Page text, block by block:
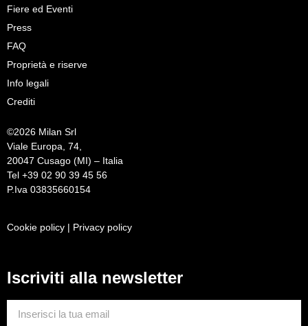
Fiere ed Eventi
Press
FAQ
Proprietà e riserve
Info legali
Crediti
©2026 Milan Srl
Viale Europa, 74,
20047 Cusago (MI) – Italia
Tel +39 02 90 39 45 56
P.Iva 03835660154
Cookie policy | Privacy policy
Iscriviti alla newsletter